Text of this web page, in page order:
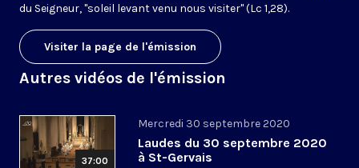
du Seigneur, "soleil levant venu nous visiter" (Lc 1,28).
Visiter la page de l'émission
Autres vidéos de l'émission
37:00
Mercredi 30 septembre 2020
Laudes du 30 septembre 2020
à St-Gervais